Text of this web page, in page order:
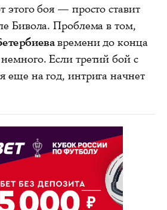
этого боя — просто ставит
Бивола. Проблема в том,
времени до конца
Если третий бой с
еще на год, интрига начнет